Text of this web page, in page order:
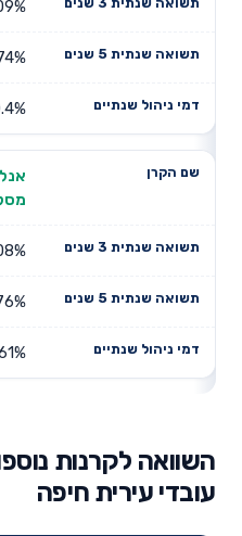
מסלול
השוואה לקרנות
עובדי עירית חיפה